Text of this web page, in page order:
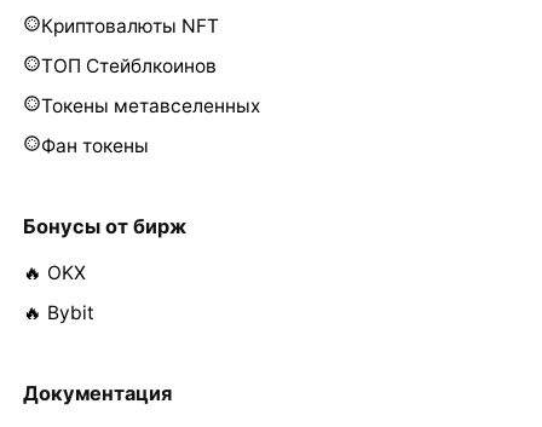
Криптовалюты NFT
ТОП Стейблкоинов
Токены метавселенных
Фан токены
Бонусы от бирж
🔥 OKX
🔥 Bybit
Документация